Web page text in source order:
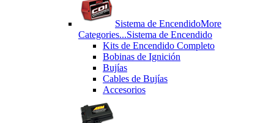
Sistema de EncendidoMore
Categories...Sistema de Encendido
Kits de Encendido Completo
Bobinas de Ignición
Bujías
Cables de Bujías
Accesorios